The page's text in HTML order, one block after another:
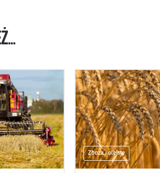
Zboża i oleiste